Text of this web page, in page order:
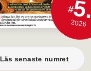
#5.
2026
Läs senaste numret